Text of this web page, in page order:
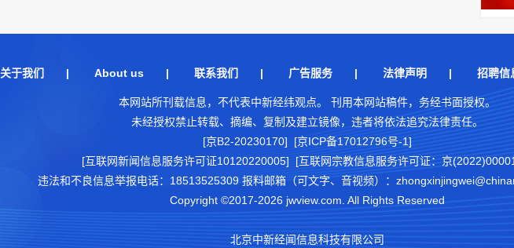
关于我们 | About us| 联系我们 | 广告服务| 法律声明 | 招聘信
本网站所刊载信息，不代表中新经纬观点。 刊用本网站稿件，务经书面授权。
未经授权禁止转载、摘编、复制及建立镜像，违者将依法追究法律责任。
[京B2-20230170] [京ICP备17012796号-1]
[互联网新闻信息服务许可证10120220005]
[互联网宗教信息服务许可证：京
违法和不良信息举报电话：18513525309 报料邮箱（可文字、音视频）：
Copyright ©2017-2026 jwview.com. All Rights Reserved
北京中新经闻信息科技有限公司